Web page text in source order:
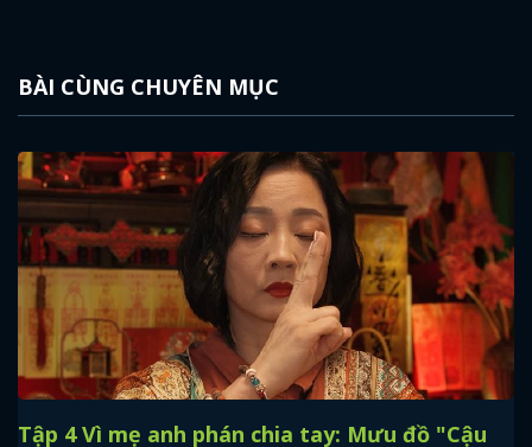
BÀI CÙNG CHUYÊN MỤC
Tập 4 Vì mẹ anh phán chia tay: Mưu đồ "Cậu